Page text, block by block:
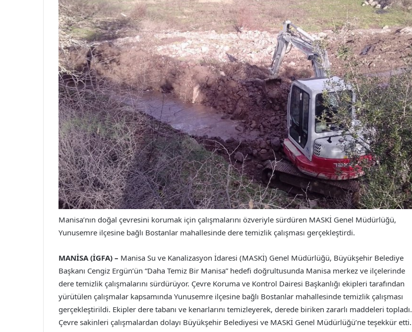
Manisa’nın doğal çevresini korumak için çalışmalarını özveriyle sürdüren MASKİ Genel Müdürlüğü,
Yunusemre ilçesine bağlı Bostanlar mahallesinde dere temizlik çalışması gerçekleştirdi.
MANİSA (İGFA) – Manisa Su ve Kanalizasyon İdaresi (MASKİ) Genel Müdürlüğü, Büyükşehir Belediye
Başkanı Cengiz Ergün’ün “Daha Temiz Bir Manisa” hedefi doğrultusunda Manisa merkez ve ilçelerinde
dere temizlik çalışmalarını sürdürüyor. Çevre Koruma ve Kontrol Dairesi Başkanlığı ekipleri tarafından
yürütülen çalışmalar kapsamında Yunusemre ilçesine bağlı Bostanlar mahallesinde temizlik çalışması
gerçekleştirildi. Ekipler dere tabanı ve kenarlarını temizleyerek, derede biriken zararlı maddeleri topladı.
Çevre sakinleri çalışmalardan dolayı Büyükşehir Belediyesi ve MASKİ Genel Müdürlüğü’ne teşekkür etti.